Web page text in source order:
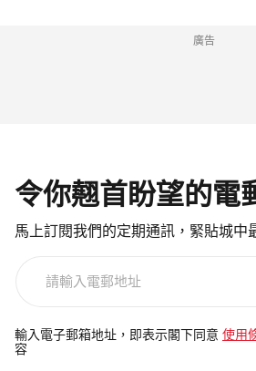
廣告
令你翹首盼望的電
馬上訂閱我們的定期通訊，緊貼城中
電
郵
輸入電子郵箱地址，即表示閣下同意 使用
容